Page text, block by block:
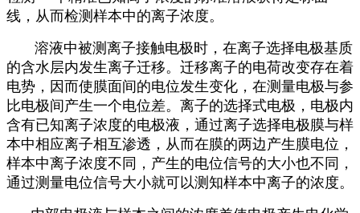
线，从而检测样本中的离子浓度。
溶液中被测离子接触电极时，在离子选择电极基质
的含水层内发生离子迁移。迁移离子的电荷改变存在着
电势，因而使膜面间的电位发生变化，在测量电极与参
比电极间产生一个电位差。离子的选择式电极，电极内
含有已知离子浓度的电极液，通过离子选择电极膜与样
本中相应离子相互渗透，从而在膜的两边产生膜电位，
样本中离子浓度不同，产生的电位信号的大小也不同，
通过测量电位信号大小就可以测知样本中离子的浓度。